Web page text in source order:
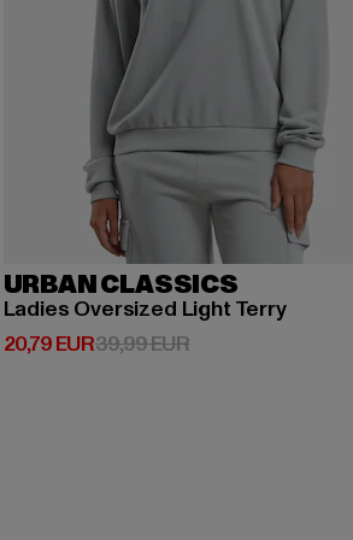
URBAN CLASSICS
Ladies Oversized Light Terry
20,79 EUR
Derzeitiger Preis: 20,79 EUR
39,99 EURAktionspreis: 39,99